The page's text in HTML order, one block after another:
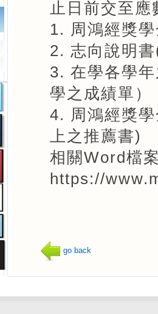
止日前交至
1. 周鴻經獎
2. 志向說明
3. 在學各學
學之成績單）
4. 周鴻經獎
上之推薦書)
相關Word檔
https://
go back